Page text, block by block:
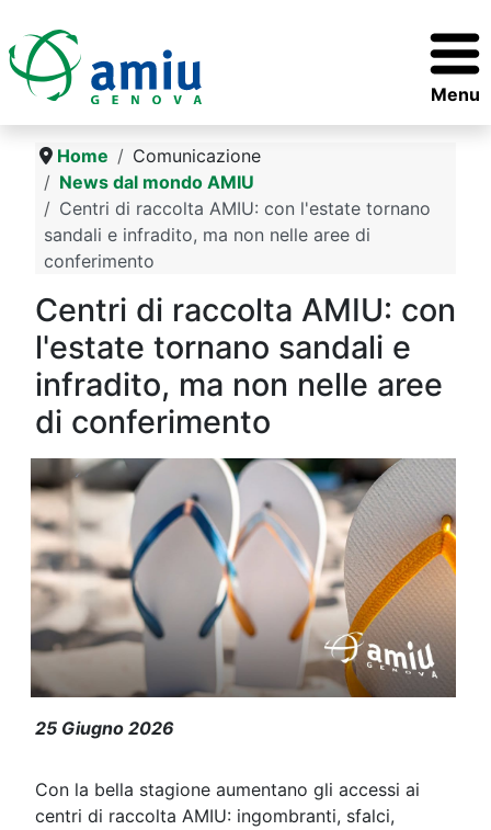
Menu
Home
Comunicazione
News dal mondo AMIU
Centri di raccolta AMIU: con l'estate tornano
sandali e infradito, ma non nelle aree di
conferimento
Centri di raccolta AMIU: con
l'estate tornano sandali e
infradito, ma non nelle aree
di conferimento
Centri di raccolta AMIU: con
25 Giugno 2026
Con la bella stagione aumentano gli accessi ai
centri di raccolta AMIU: ingombranti, sfalci,